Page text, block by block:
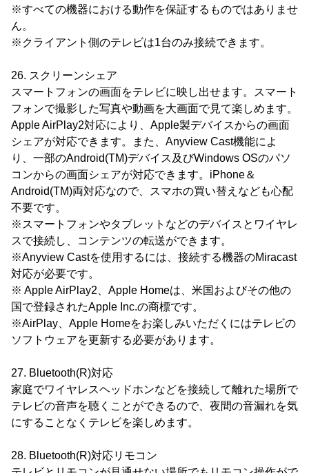
※すべての機器における動作を保証するものではありませ
ん。
※クライアント側のテレビは1台のみ接続できます。
26. スクリーンシェア
スマートフォンの画面をテレビに映し出せます。スマート
フォンで撮影した写真や動画を大画面で見て楽しめます。
Apple AirPlay2対応により、Apple製デバイスからの画面
シェアが対応できます。また、Anyview Cast機能によ
り、一部のAndroid(TM)デバイス及びWindows OSのパソ
コンからの画面シェアが対応できます。iPhone＆
Android(TM)両対応なので、スマホの買い替えなども心配
不要です。
※スマートフォンやタブレットなどのデバイスとワイヤレ
スで接続し、コンテンツの転送ができます。
※Anyview Castを使用するには、接続する機器のMiracast
対応が必要です。
※ Apple AirPlay2、Apple Homeは、米国およびその他の
国で登録されたApple Inc.の商標です。
※AirPlay、Apple Homeをお楽しみいただくにはテレビの
ソフトウェアを更新する必要があります。
27. Bluetooth(R)対応
家庭でワイヤレスヘッドホンなどを接続して離れた場所で
テレビの音声を聴くことができるので、夜間の音漏れを気
にすることなくテレビを楽しめます。
28. Bluetooth(R)対応リモコン